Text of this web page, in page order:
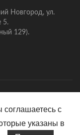
Новгород, ул.
5.
129).
с
указаны в